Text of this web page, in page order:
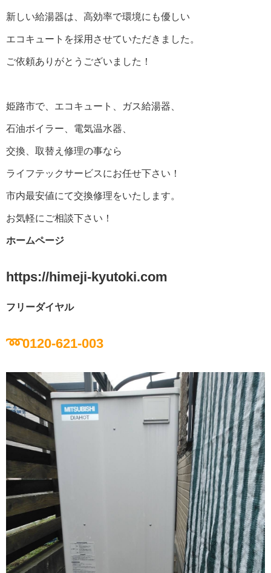
新しい給湯器は、高効率で環境にも優しい
エコキュートを採用させていただきました。
ご依頼ありがとうございました！
姫路市で、エコキュート、ガス給湯器、
石油ボイラー、電気温水器、
交換、取替え修理の事なら
ライフテックサービスにお任せ下さい！
市内最安値にて交換修理をいたします。
お気軽にご相談下さい！
ホームページ
https://himeji-kyutoki.com
フリーダイヤル
➿0120-621-003